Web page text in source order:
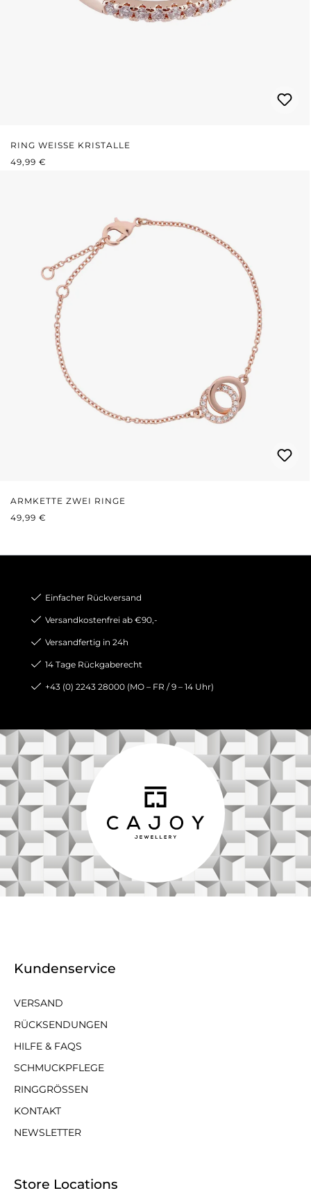
RING WEISSE KRISTALLE
REGULÄRER PREIS:
49,99 €
ARMKETTE ZWEI RINGE
REGULÄRER PREIS:
49,99 €
Einfacher Rückversand
Versandkostenfrei ab €90,-
Versandfertig in 24h
14 Tage Rückgaberecht
+43 (0) 2243 28000 (MO – FR / 9 – 14 Uhr)
Kundenservice
VERSAND
RÜCKSENDUNGEN
HILFE & FAQS
SCHMUCKPFLEGE
RINGGRÖSSEN
KONTAKT
NEWSLETTER
Store Locations